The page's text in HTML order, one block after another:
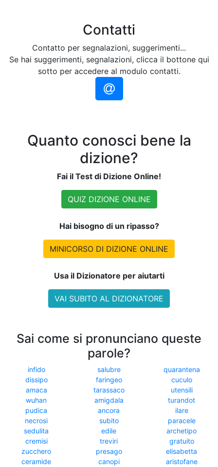
Contatti
Contatto per segnalazioni, suggerimenti...
Se hai suggerimenti, segnalazioni, clicca il bottone qui
sotto per accedere al modulo contatti.
Quanto conosci bene la
dizione?
Fai il Test di Dizione Online!
QUIZ DIZIONE ONLINE
Hai bisogno di un ripasso?
MINICORSO DI DIZIONE ONLINE
Usa il Dizionatore per aiutarti
VAI SUBITO AL DIZIONATORE
Sai come si pronunciano queste
parole?
infido salubre
quarantena
dissipo
faringeo
cuculo
amaca
tarassaco
utensili
wuhan
amigdala
turandot
pudica
ancora
ilare
necrosi
subito
paracele
sedulita
edile
archetipo
cremisi
treviri
gratuito
zucchero
presago
elisabetta
ceramide
canopi
aristofane